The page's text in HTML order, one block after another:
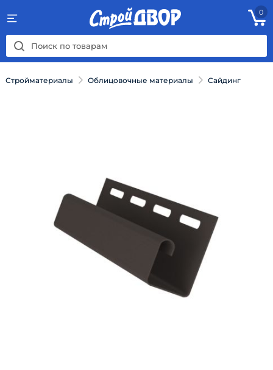
0
Стройматериалы Облицовочные материалы Сайдинг